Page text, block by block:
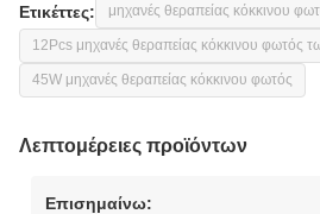
Ετικέττες: μηχανές θεραπείας κόκκινου
12Pcs μηχανές θεραπείας κόκκινου φωτός
45W μηχανές θεραπείας κόκκινου φωτός
Λεπτομέρειες προϊόντων
Επισημαίνω: